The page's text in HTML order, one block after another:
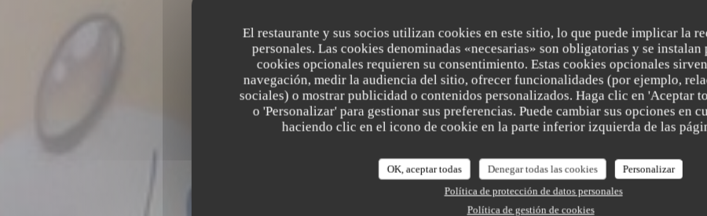
El restaurante y sus socios utilizan cookies en este sitio, lo que puede implicar la
personales. Las cookies denominadas «necesarias» son obligatorias y se instalan
cookies opcionales requieren su consentimiento. Estas cookies opcionales
navegación, medir la audiencia del sitio, ofrecer funcionalidades (por ejemplo,
sociales) o mostrar publicidad o contenidos personalizados. Haga clic en 'Aceptar
o 'Personalizar' para gestionar sus preferencias. Puede cambiar sus opciones en
haciendo clic en el icono de cookie en la parte inferior izquierda de las
OK, aceptar todas Denegar todas las cookies
Personalizar
Política de protección de datos personales
Política de gestión de cookies
BISTRONOMIQUE• LYON
La Table de Max
RESERVAR UNA MESA
LA TABLE DE MAX